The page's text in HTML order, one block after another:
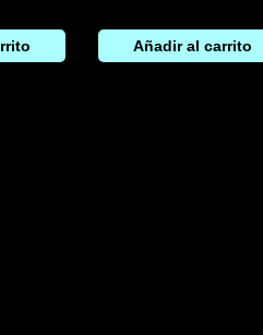
Añadir al carrito